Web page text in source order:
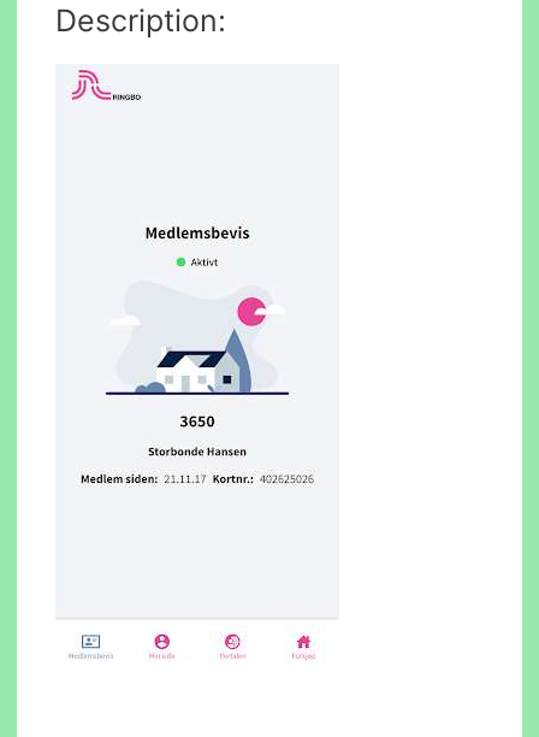
Description: